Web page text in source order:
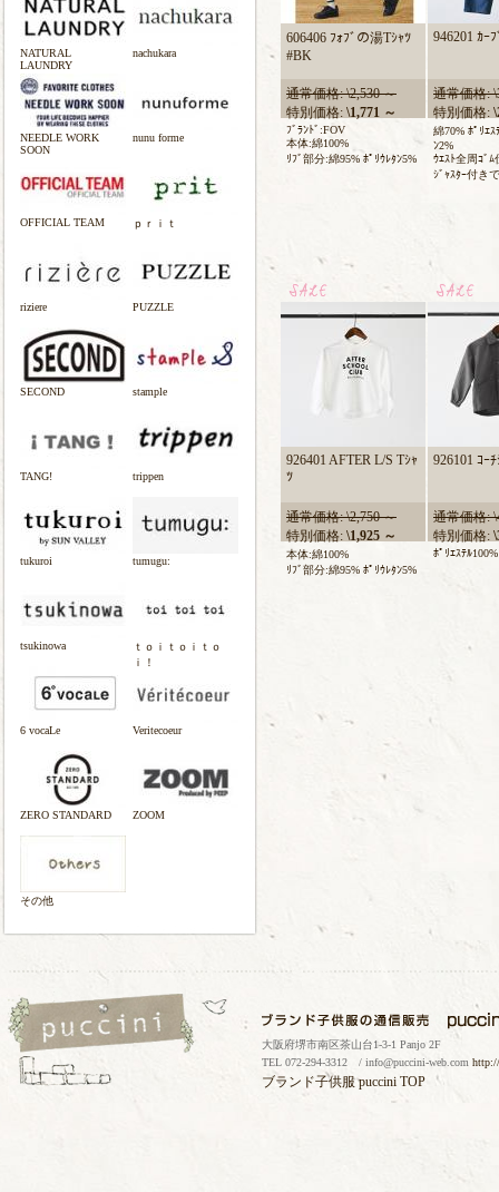
NATURAL
LAUNDRY
nachukara
NEEDLE WORK
SOON
nunu forme
OFFICIAL TEAM ｐｒｉｔ
riziere PUZZLE
SECOND stample
TANG! trippen
tukuroi tumugu:
tsukinowa
ｔｏｉｔｏｉｔｏ
ｉ！
6 vocaLe Veritecoeur
ZERO STANDARD ZOOM
その他
606406 ﾌｫﾌﾞの湯Tｼｬﾂ
#BK
通常価格: \2,530 ～
特別価格: \1,771 ～
ﾌﾞﾗﾝﾄﾞ:FOV
本体:綿100%
ﾘﾌﾞ部分:綿95% ﾎﾟﾘｳﾚﾀﾝ5%
946201 ｶｰ
通常価格:
特別価格:
綿70% ﾎﾟﾘｴｽ
ﾝ2%
ｳｴｽﾄ全周ｺﾞ
ｼﾞｬｽﾀｰ付き
926401 AFTER L/S Tｼｬ
ﾂ
通常価格: \2,750 ～
特別価格: \1,925 ～
本体:綿100%
ﾘﾌﾞ部分:綿95% ﾎﾟﾘｳﾚﾀﾝ5%
926101 ｺｰ
通常価格:
特別価格:
ﾎﾟﾘｴｽﾃﾙ100%
大阪府堺市南区茶山台1-3-1 Panjo 2F
TEL 072-294-3312 / info@puccini-web.com
ブランド子供服puccini TOP